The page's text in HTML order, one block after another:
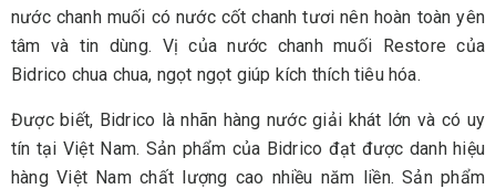
nước chanh muối có nước cốt chanh tươi nên hoàn toàn yên
tâm và tin dùng. Vị của nước chanh muối Restore của
Bidrico chua chua, ngọt ngọt giúp kích thích tiêu hóa.
Được biết, Bidrico là nhãn hàng nước giải khát lớn và có uy
tín tại Việt Nam. Sản phẩm của Bidrico đạt được danh hiệu
hàng Việt Nam chất lượng cao nhiều năm liền. Sản phẩm